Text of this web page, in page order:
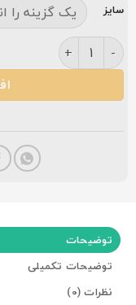
سایز
فرش مشهد ۱۵۰۰ شانه طرح ۸۱۵۰۵۲ کرم عدد
توضیحات
توضیحات تکمیلی
نظرات (0)